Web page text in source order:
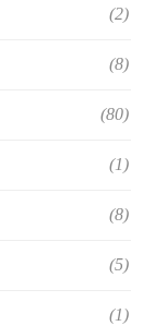
(2)
(8)
(80)
(1)
(8)
(5)
(1)